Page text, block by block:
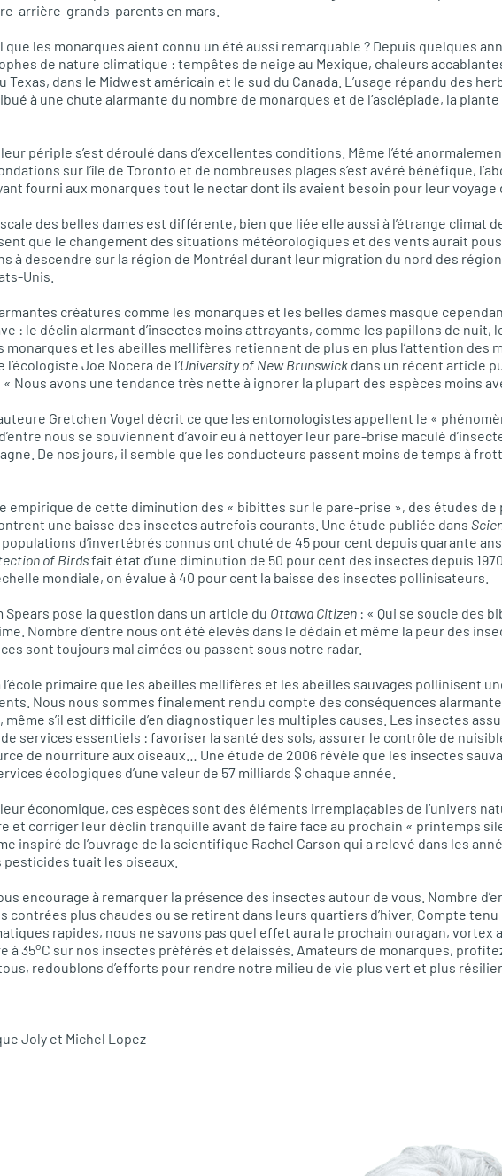
arrière-grands-parents en mars.
les monarques aient connu un été aussi remarquable ? Depuis quelques
de nature climatique : tempêtes de neige au Mexique, chaleurs
Texas, dans le Midwest américain et le sud du Canada. L’usage répandu des
à une chute alarmante du nombre de monarques et de l’asclépiade, la
périple s’est déroulé dans d’excellentes conditions. Même l’été
sur l’île de Toronto et de nombreuses plages s’est avéré bénéfique,
fourni aux monarques tout le nectar dont ils avaient besoin pour leur voyage
des belles dames est différente, bien que liée elle aussi à l’étrange climat
que le changement des situations météorologiques et des vents aurait
à descendre sur la région de Montréal durant leur migration du nord des
Unis.
créatures comme les monarques et les belles dames masque
: le déclin alarmant d’insectes moins attrayants, comme les papillons de nuit,
monarques et les abeilles mellifères retiennent de plus en plus l’attention des
Joe Nocera de l’University of New Brunswick dans un récent article
« Nous avons une tendance très nette à ignorer la plupart des espèces moins
Gretchen Vogel décrit ce que les entomologistes appellent le «
nous se souviennent d’avoir eu à nettoyer leur pare-brise maculé
De nos jours, il semble que les conducteurs passent moins de temps à
empirique de cette diminution des « bibittes sur le pare-prise », des études de
une baisse des insectes autrefois courants. Une étude publiée dans
d’invertébrés connus ont chuté de 45 pour cent depuis quarante
of Birdsfait état d’une diminution de 50 pour cent des insectes depuis
mondiale, on évalue à 40 pour cent la baisse des insectes pollinisateurs.
Spears pose la question dans un article du Ottawa Citizen : « Qui se soucie des
Nombre d’entre nous ont été élevés dans le dédain et même la peur des
sont toujours mal aimées ou passent sous notre radar.
l’école primaire que les abeilles mellifères et les abeilles sauvages pollinisent
Nous nous sommes finalement rendu compte des conséquences
s’il est difficile d’en diagnostiquer les multiples causes. Les insectes
services essentiels : favoriser la santé des sols, assurer le contrôle de
de nourriture aux oiseaux… Une étude de 2006 révèle que les insectes
écologiques d’une valeur de 57 milliards $ chaque année.
économique, ces espèces sont des éléments irremplaçables de l’univers
et corriger leur déclin tranquille avant de faire face au prochain « printemps
inspiré de l’ouvrage de la scientifique Rachel Carson qui a relevé dans les
pesticides tuait les oiseaux.
encourage à remarquer la présence des insectes autour de vous. Nombre
contrées plus chaudes ou se retirent dans leurs quartiers d’hiver. Compte tenu
rapides, nous ne savons pas quel effet aura le prochain ouragan, vortex
à 35oC sur nos insectes préférés et délaissés. Amateurs de monarques,
redoublons d’efforts pour rendre notre milieu de vie plus vert et plus
Joly et Michel Lopez